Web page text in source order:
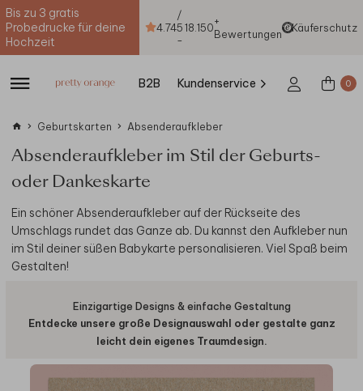
Bis zu 3 gratis
Probedrucke für deine
Hochzeit
4.74
/
5
-
18.150+
Bewertungen
Käuferschutz
B2B Kundenservice 0
Geburtskarten Absenderaufkleber
Absenderaufkleber im Stil der Geburts-
oder Dankeskarte
Ein schöner Absenderaufkleber auf der Rückseite des
Umschlags rundet das Ganze ab. Du kannst den Aufkleber nun
im Stil deiner süßen Babykarte personalisieren. Viel Spaß beim
Gestalten!
Einzigartige Designs & einfache Gestaltung
Entdecke unsere große Designauswahl oder gestalte ganz
leicht dein eigenes Traumdesign.